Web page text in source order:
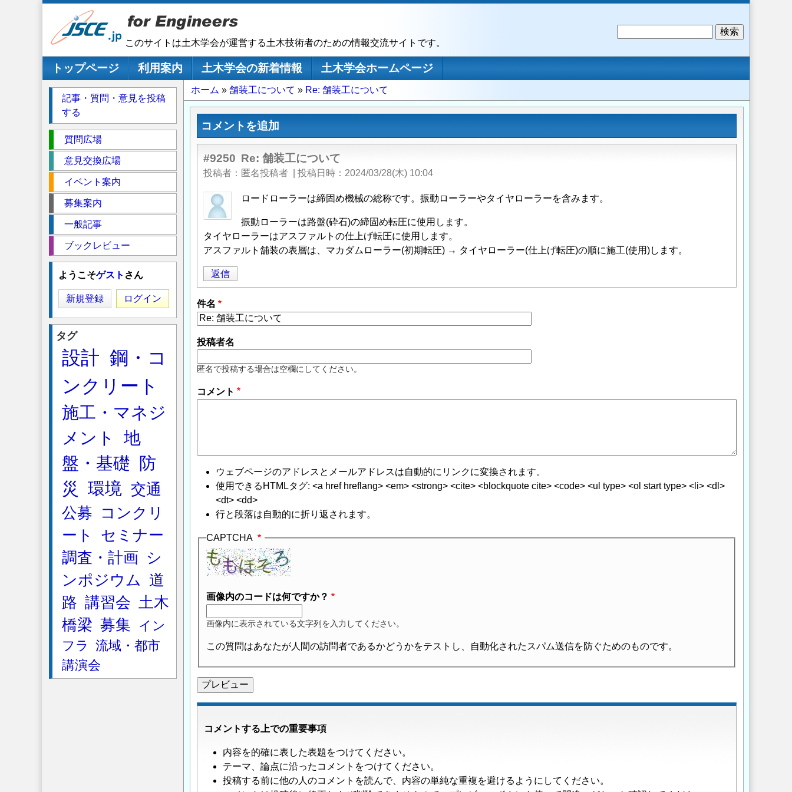
このサイトは土木学会が運営する土木技術者のための情報交流サイトです。
メインナビゲーション
トップページ 利用案内 土木学会の新着情報
土木学会ホームページ
パ
ン
ず
ホーム 舗装工について Re: 舗装工について
コメントを追加
#9250 Re: 舗装工について
投稿者 匿名投稿者 投稿日時 2024/03/28(木) 10:04
ロードローラーは締固め機械の総称です。振動ローラーやタイヤローラーを含みます。
振動ローラーは路盤(砕石)の締固め転圧に使用します。
タイヤローラーはアスファルトの仕上げ転圧に使用します。
アスファルト舗装の表層は、マカダムローラー(初期転圧) → タイヤローラー(仕上げ転圧)の順に施工(使用)します。
返信
件名
投稿者名
匿名で投稿する場合は空欄にしてください。
コメント
ウェブページのアドレスとメールアドレスは自動的にリンクに変換されます。
使用できるHTMLタグ: <a href hreflang> <em> <strong> <cite> <blockquote cite> <code> <ul type> <ol start type> <li> <dl>
<dt> <dd>
行と段落は自動的に折り返されます。
CAPTCHA
画像内のコードは何ですか？
画像内に表示されている文字列を入力してください。
この質問はあなたが人間の訪問者であるかどうかをテストし、自動化されたスパム送信を防ぐためのものです。
コメントする上での重要事項
内容を的確に表した表題をつけてください。
テーマ、論点に沿ったコメントをつけてください。
投稿する前に他の人のコメントを読んで、内容の単純な重複を避けるようにしてください。
記事・質問・意見を投稿
する
ク
シ
質問広場
意見交換広場
イベント案内
募集案内
一般記事
ブックレビュー
ようこそゲスト さん
新規登録 ログイン
タグ
設計 鋼・コ
ンクリート
施工・マネジ
メント
地
盤・基礎
防
災
環境 交通
公募
コンクリ
ート
セミナー
調査・計画
シ
ンポジウム 道
路 講習会 土木
橋梁 募集
イン
フラ
流域・都市
講演会